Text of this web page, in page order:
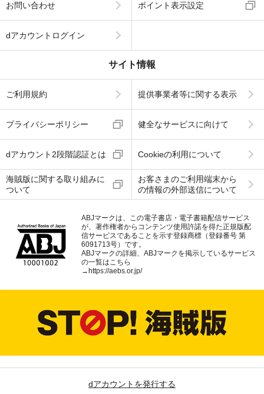
お問い合わせ ポイント表示設定
dアカウントログイン
サイト情報
ご利用規約 提供事業者等に関する表示
プライバシーポリシー 健全なサービスに向けて
dアカウント2段階認証とは Cookieの利用について
海賊版に関する取り組みに
ついて
お客さまのご利用端末から
の情報の外部送信について
ABJマークは、この電子書店・電子書籍配信サービス
が、著作権者からコンテンツ使用許諾を得た正規版配
信サービスであることを示す登録商標（登録番号 第
6091713号）です。
ABJマークの詳細、ABJマークを掲示しているサービス
の一覧はこちら
→ https://aebs.or.jp/
dアカウントを発行する